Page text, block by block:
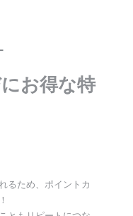
お得な特
るため、ポイントカ